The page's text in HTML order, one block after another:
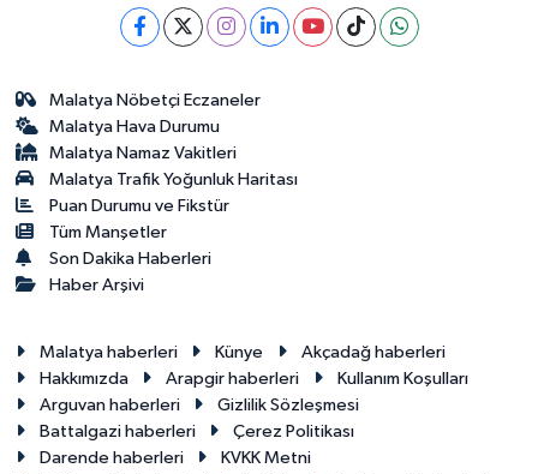
Malatya Nöbetçi Eczaneler
Malatya Hava Durumu
Malatya Namaz Vakitleri
Malatya Trafik Yoğunluk Haritası
Puan Durumu ve Fikstür
Tüm Manşetler
Son Dakika Haberleri
Haber Arşivi
Malatya haberleri Künye
Akçadağ haberleri
Hakkımızda
Arapgir haberleri
Kullanım Koşulları
Arguvan haberleri
Gizlilik Sözleşmesi
Battalgazi haberleri
Çerez Politikası
Darende haberleri
KVKK Metni